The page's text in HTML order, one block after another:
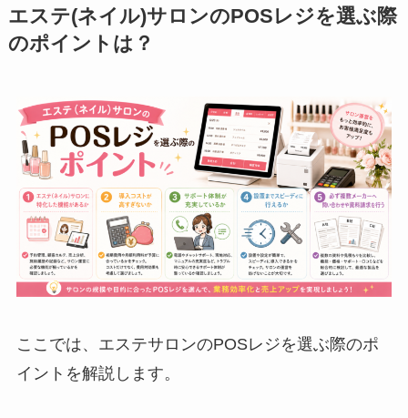
エステ(ネイル)サロンのPOSレジを選ぶ際
のポイントは？
ここでは、エステサロンのPOSレジを選ぶ際のポ
イントを解説します。